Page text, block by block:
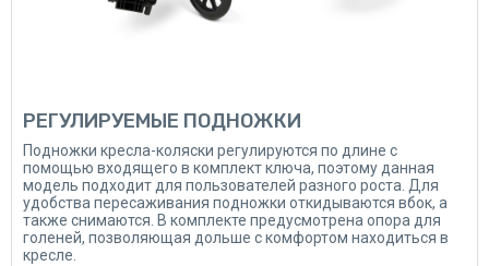
РЕГУЛИРУЕМЫЕ ПОДНОЖКИ
Подножки кресла-коляски регулируются по длине с
помощью входящего в комплект ключа, поэтому данная
модель подходит для пользователей разного роста. Для
удобства пересаживания подножки откидываются вбок, а
также снимаются. В комплекте предусмотрена опора для
голеней, позволяющая дольше с комфортом находиться в
кресле.